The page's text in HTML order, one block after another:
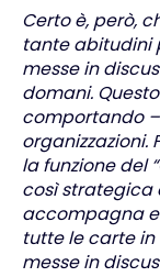
Certo è, però,
tante abitudini
messe in
domani.
comportando
organizzazioni.
la funzione del
così strategica
accompagna
tutte le carte
messe in